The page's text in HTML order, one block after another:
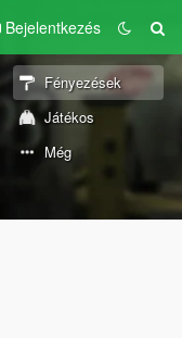
Bejelentkezés
Fényezések
Játékos
Még